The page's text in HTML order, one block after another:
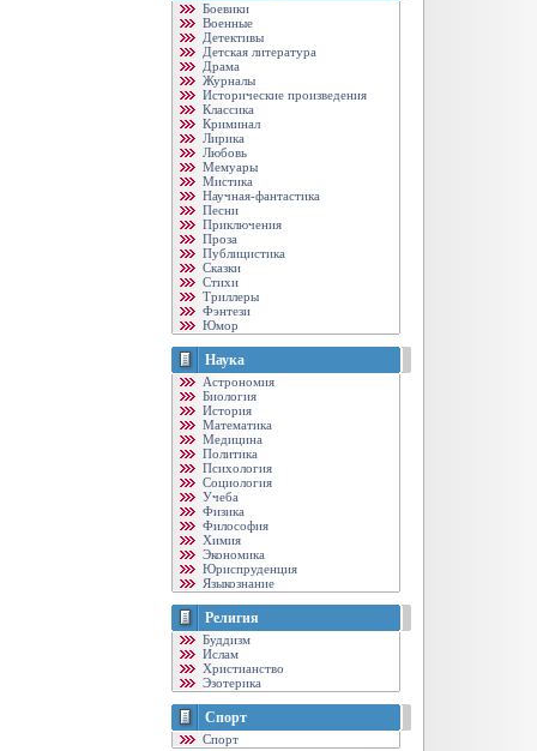
Боевики
Военные
Детективы
Детская литература
Драма
Журналы
Исторические произведения
Классика
Криминал
Лирика
Любовь
Мемуары
Мистика
Научная-фантастика
Песни
Приключения
Проза
Публицистика
Сказки
Стихи
Триллеры
Фэнтези
Юмор
Наука
Астрономия
Биология
История
Математика
Медицина
Политика
Психология
Социология
Учеба
Физика
Философия
Химия
Экономика
Юриспруденция
Языкознание
Религия
Буддизм
Ислам
Христианство
Эзотерика
Спорт
Спорт